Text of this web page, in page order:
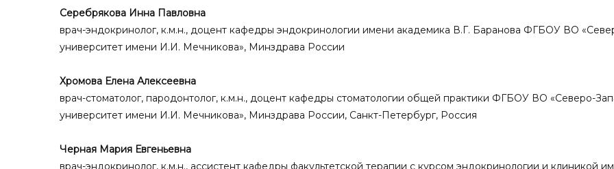
Серебрякова Инна Павловна
врач-эндокринолог, к.м.н., доцент кафедры эндокринологии имени академика В.Г. Баранова ФГБОУ ВО
университет имени И.И. Мечникова», Минздрава России
Хромова Елена Алексеевна
врач-стоматолог, пародонтолог, к.м.н., доцент кафедры стоматологии общей практики ФГБОУ ВО «Северо-
университет имени И.И. Мечникова», Минздрава России, Санкт-Петербург, Россия
Черная Мария Евгеньевна
врач-эндокринолог, к.м.н., ассистент кафедры факультетской терапии с курсом эндокринологии и клиникой